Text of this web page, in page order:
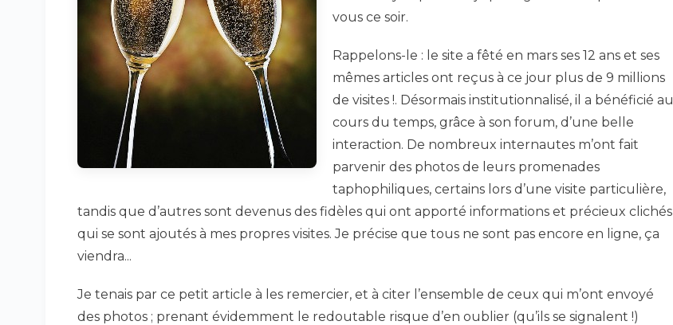
vous ce soir.
Rappelons-le : le site a fêté en mars ses 12 ans et ses
mêmes articles ont reçus à ce jour plus de 9 millions
de visites !. Désormais institutionnalisé, il a bénéficié au
cours du temps, grâce à son forum, d’une belle
interaction. De nombreux internautes m’ont fait
parvenir des photos de leurs promenades
taphophiliques, certains lors d’une visite particulière,
tandis que d’autres sont devenus des fidèles qui ont apporté informations et précieux clichés
qui se sont ajoutés à mes propres visites. Je précise que tous ne sont pas encore en ligne, ça
viendra...
Je tenais par ce petit article à les remercier, et à citer l’ensemble de ceux qui m’ont envoyé
des photos ; prenant évidemment le redoutable risque d’en oublier (qu’ils se signalent !)